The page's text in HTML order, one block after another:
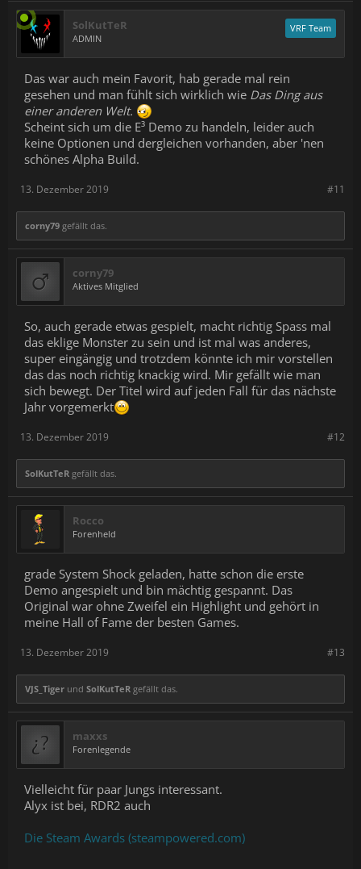
SolKutTeR
ADMIN
VRF Team
Das war auch mein Favorit, hab gerade mal rein
gesehen und man fühlt sich wirklich wie Das Ding aus
einer anderen Welt.
Scheint sich um die E³ Demo zu handeln, leider auch
keine Optionen und dergleichen vorhanden, aber 'nen
schönes Alpha Build.
#11
13. Dezember 2019
corny79 gefällt das.
corny79
Aktives Mitglied
So, auch gerade etwas gespielt, macht richtig Spass mal
das eklige Monster zu sein und ist mal was anderes,
super eingängig und trotzdem könnte ich mir vorstellen
das das noch richtig knackig wird. Mir gefällt wie man
sich bewegt. Der Titel wird auf jeden Fall für das nächste
Jahr vorgemerkt
#12
13. Dezember 2019
SolKutTeR gefällt das.
Rocco
Forenheld
grade System Shock geladen, hatte schon die erste
Demo angespielt und bin mächtig gespannt. Das
Original war ohne Zweifel ein Highlight und gehört in
meine Hall of Fame der besten Games.
#13
13. Dezember 2019
VJS_Tiger und SolKutTeR gefällt das.
maxxs
Forenlegende
Vielleicht für paar Jungs interessant.
Alyx ist bei, RDR2 auch
Die Steam Awards (steampowered.com)